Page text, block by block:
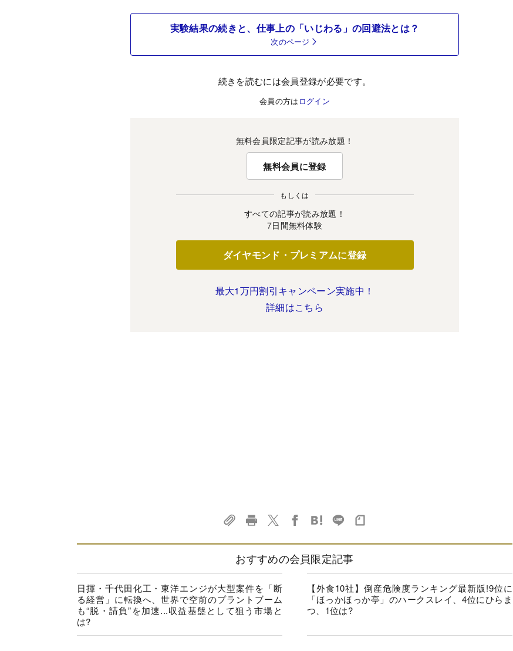
実験結果の続きと、仕事上の「いじわる」の回避法とは？
次のページ
続きを読むには会員登録が必要です。
会員の方は ログイン
無料会員限定記事が読み放題！
無料会員に登録
もしくは
すべての記事が読み放題！
7日間無料体験
ダイヤモンド・プレミアムに登録
最大1万円割引キャンペーン実施中！
詳細はこちら
おすすめの会員限定記事
日揮・千代田化工・東洋エンジが大型案件を「断
る経営」に転換へ、世界で空前のプラントブーム
も“脱・請負”を加速...収益基盤として狙う市場と
は?
【外食10社】倒産危険度ランキング最新版!9位に
「ほっかほっか亭」のハークスレイ、4位にひらま
つ、1位は?